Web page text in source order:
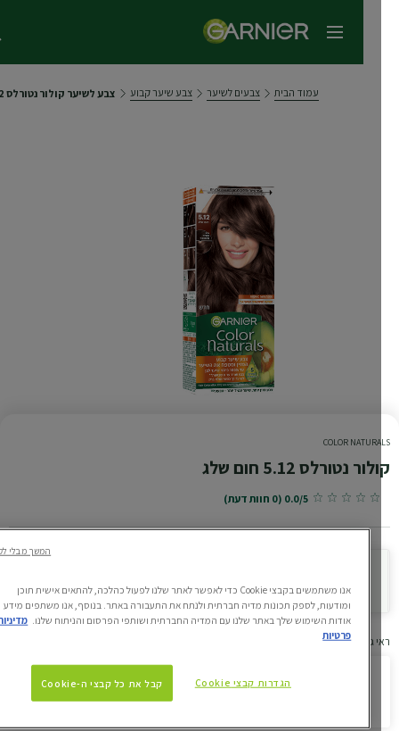
תפריט ראשי
עמוד הבית צבעים לשיער צבע שיער קבוע צבע לשיער קולור נטורלס 5.12 חום שלג
COLOR
נטורלס 5.12 חום שלג
0.0/5 (0 חוות דעת)
גוונים דומים
קולור נטורלס 5.12 חום שלג
אנו משתמשים בקבצי Cookie כדי לאפשר לאתר שלנו לפעול כהלכה, להתאים אישית תוכן
ומודעות, לספק תכונות מדיה חברתית ולנתח את התעבורה באתר. בנוסף, אנו משתפים מידע
אודות השימוש שלך באתר שלנו עם המדיה החברתית ושותפי הפרסום והניתוח שלנו. מדיניות
פרטיות
הגדרות קבצי Cookie קבל את כל קבצי ה-Cookie
המשך מבלי לקבל